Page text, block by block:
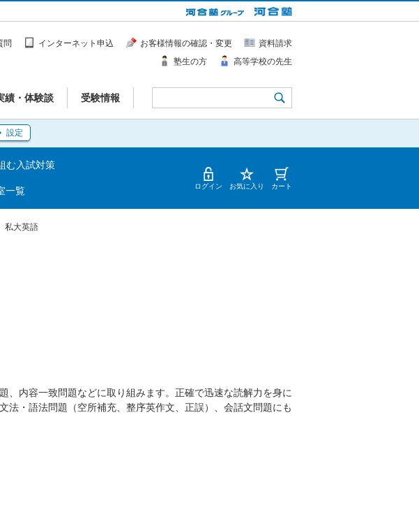
績・体験談 受験情報
問 インターネット申込 お客様情報の確認・変更
資料請求
塾生の方
高等学校の先生
設定
む入試対策
一覧 ログイン お気に入り カート
私大英語
、内容一致問題などに取り組みます。正確で迅速な読解力を身に
・語法問題（空所補充、整序英作文、正誤）、会話文問題にも